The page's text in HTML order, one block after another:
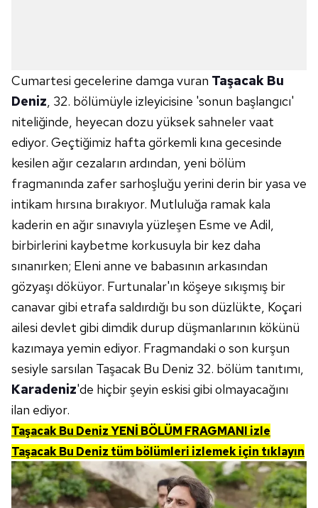
Cumartesi gecelerine damga vuran Taşacak Bu
Deniz, 32. bölümüyle izleyicisine 'sonun başlangıcı'
niteliğinde, heyecan dozu yüksek sahneler vaat
ediyor. Geçtiğimiz hafta görkemli kına gecesinde
kesilen ağır cezaların ardından, yeni bölüm
fragmanında zafer sarhoşluğu yerini derin bir yasa ve
intikam hırsına bırakıyor. Mutluluğa ramak kala
kaderin en ağır sınavıyla yüzleşen Esme ve Adil,
birbirlerini kaybetme korkusuyla bir kez daha
sınanırken; Eleni anne ve babasının arkasından
gözyaşı döküyor. Furtunalar'ın köşeye sıkışmış bir
canavar gibi etrafa saldırdığı bu son düzlükte, Koçari
ailesi devlet gibi dimdik durup düşmanlarının kökünü
kazımaya yemin ediyor. Fragmandaki o son kurşun
sesiyle sarsılan Taşacak Bu Deniz 32. bölüm tanıtımı,
Karadeniz'de hiçbir şeyin eskisi gibi olmayacağını
ilan ediyor.
Taşacak Bu Deniz YENİ BÖLÜM FRAGMANI izle
Taşacak Bu Deniz tüm bölümleri izlemek için tıklayın